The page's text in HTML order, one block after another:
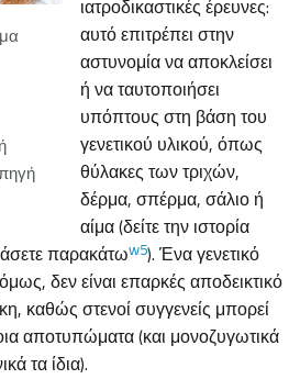
ιατροδικαστικές έρευνες:
αυτό επιτρέπει στην
αστυνομία να αποκλείσει
ή να ταυτοποιήσει
υπόπτους στη βάση του
γενετικού υλικού, όπως
θύλακες των τριχών,
δέρμα, σπέρμα, σάλιο ή
αίμα (δείτε την ιστορία
παρακάτωw5). Ένα γενετικό
δεν είναι επαρκές αποδεικτικό
καθώς στενοί συγγενείς μπορεί
αποτυπώματα (και μονοζυγωτικά
τα ίδια).